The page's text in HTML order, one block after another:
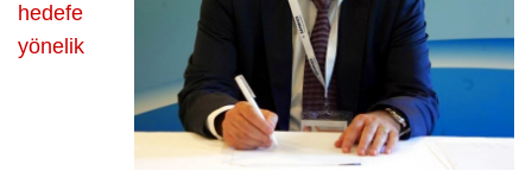
üzerine
hedefe
yönelik